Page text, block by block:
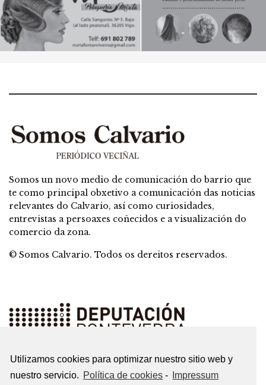
Utilizamos cookies para optimizar nuestro sitio web y
nuestro servicio. Política de cookies - Impressum
Somos un novo medio de comunicación do barrio que
te como principal obxetivo a comunicación das noticias
relevantes do Calvario, así como curiosidades,
entrevistas a persoaxes coñecidos e a visualización do
comercio da zona.
© Somos Calvario. Todos os dereitos reservados.